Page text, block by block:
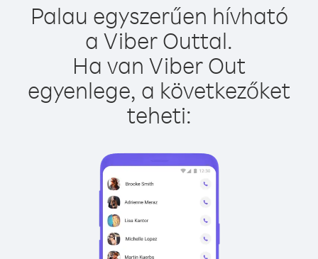
Palau egyszerűen hívható
a Viber Outtal.
Ha van Viber Out
egyenlege, a következőket
teheti: